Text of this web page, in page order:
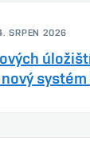
SRPEN 2026